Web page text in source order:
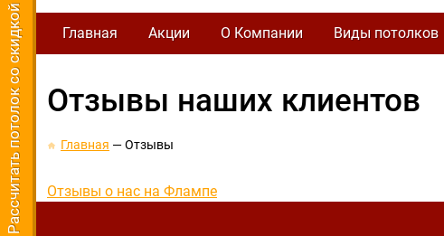
Главная Акции О Компании Виды потолков
Отзывы наших клиентов
Главная Отзывы
Отзывы о нас на Флампе
Рассчитать потолок со скидкой